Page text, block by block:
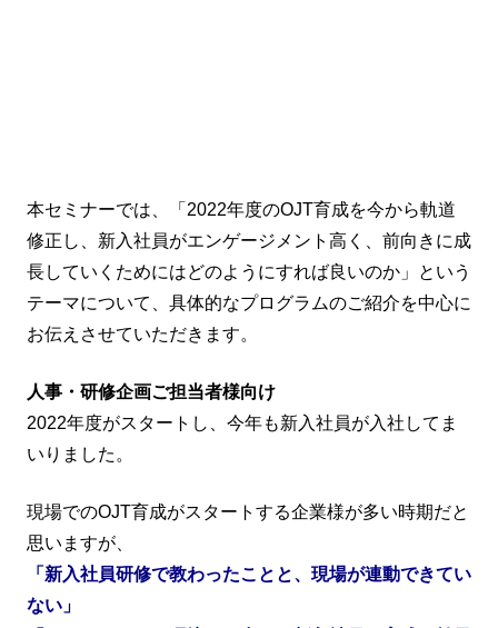
本セミナーでは、「2022年度のOJT育成を今から軌道
修正し、新入社員がエンゲージメント高く、前向きに成
長していくためにはどのようにすれば良いのか」という
テーマについて、具体的なプログラムのご紹介を中心に
お伝えさせていただきます。
人事・研修企画ご担当者様向け
2022年度がスタートし、今年も新入社員が入社してま
いりました。
現場でのOJT育成がスタートする企業様が多い時期だと
思いますが、
「新入社員研修で教わったことと、現場が連動できてい
ない」